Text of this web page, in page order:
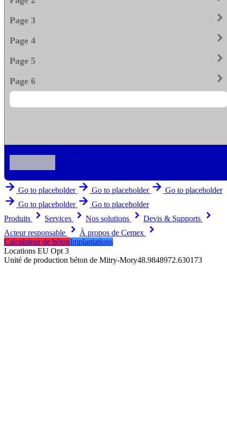
Page 3 keyboard_arrow_right
Page 4 keyboard_arrow_right
Page 5 keyboard_arrow_right
Page 6 keyboard_arrow_right
arrow_forward Go to placeholder arrow_forward Go to placeholder arrow_forward Go to placeholder
arrow_forward Go to placeholder arrow_forward Go to placeholder
Produits
keyboard_arrow_right Services keyboard_arrow_right Nos solutions keyboard_arrow_right Devis & Supports keyboard_arrow_right
Acteur responsable keyboard_arrow_right À propos de Cemex keyboard_arrow_right
Calculateur de bétonImplantations
Locations EU Opt 3
Unité de production béton de Mitry-Mory48.9848972.630173